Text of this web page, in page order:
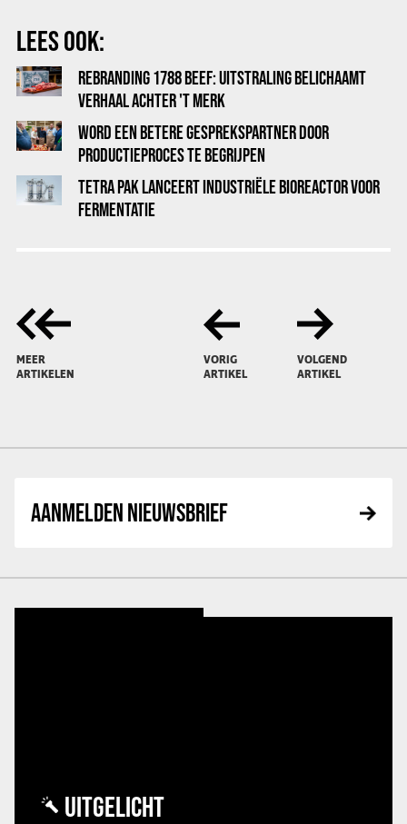
LEES OOK:
REBRANDING 1788 BEEF: UITSTRALING BELICHAAMT
VERHAAL ACHTER 'T MERK
WORD EEN BETERE GESPREKSPARTNER DOOR
PRODUCTIEPROCES TE BEGRIJPEN
TETRA PAK LANCEERT INDUSTRIËLE BIOREACTOR VOOR
FERMENTATIE
MEER
ARTIKELEN
VORIG
ARTIKEL
VOLGEND
ARTIKEL
AANMELDEN NIEUWSBRIEF
UITGELICHT